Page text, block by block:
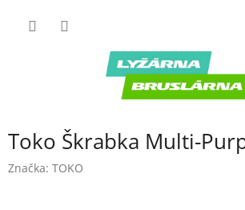
Toko Škrabka Multi-
Značka: TOKO